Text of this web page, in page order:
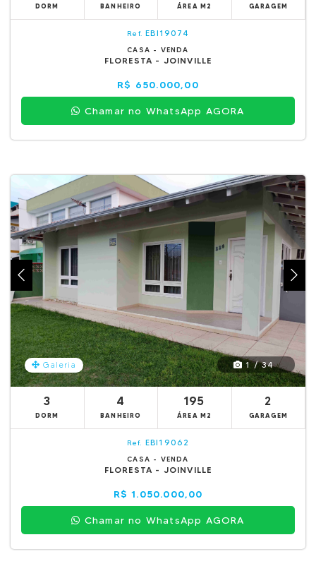
DORM BANHEIRO ÁREA M2 GARAGEM
Ref. EBI19074
CASA - VENDA
FLORESTA - JOINVILLE
R$ 650.000,00
Chamar no WhatsApp AGORA
Galeria 1 / 34
3
DORM
4
BANHEIRO
195
ÁREA M2
2
GARAGEM
Ref. EBI19062
CASA - VENDA
FLORESTA - JOINVILLE
R$ 1.050.000,00
Chamar no WhatsApp AGORA